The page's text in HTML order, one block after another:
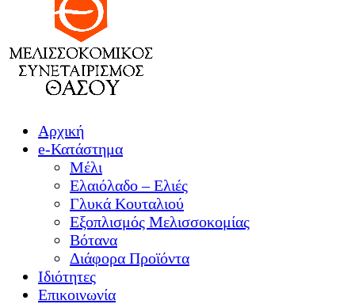
Αρχική
e-Κατάστημα
Μέλι
Ελαιόλαδο – Ελιές
Γλυκά Κουταλιού
Εξοπλισμός Μελισσοκομίας
Βότανα
Διάφορα Προϊόντα
Ιδιότητες
Επικοινωνία